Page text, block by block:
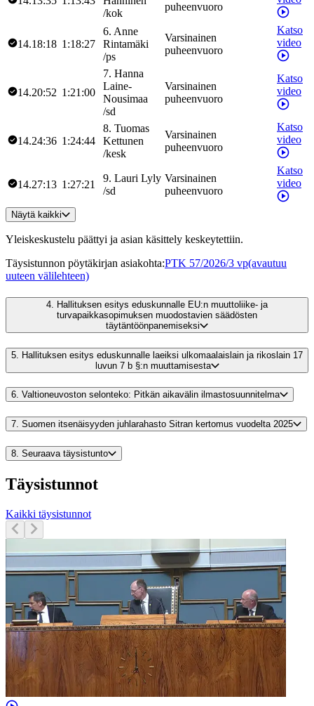
/kok
puheenvuoro
14.18:18 1:18:27
6. Anne
Rintamäki
/ps
Varsinainen
puheenvuoro
Katso
video
14.20:52 1:21:00
7. Hanna
Laine-
Nousimaa
/sd
Varsinainen
puheenvuoro
Katso
video
14.24:36 1:24:44
8. Tuomas
Kettunen
/kesk
Varsinainen
puheenvuoro
Katso
video
14.27:13 1:27:21
9. Lauri Lyly
/sd
Varsinainen
puheenvuoro
Katso
video
Näytä kaikki
Yleiskeskustelu päättyi ja asian käsittely keskeytettiin.
Täysistunnon pöytäkirjan asiakohta:PTK 57/2026/3 vp(avautuu
uuteen välilehteen)
4. Hallituksen esitys eduskunnalle EU:n muuttoliike- ja
turvapaikkasopimuksen muodostavien säädösten
täytäntöönpanemiseksi
5.
Hallituksen esitys eduskunnalle laeiksi ulkomaalaislain ja rikoslain 17
luvun 7 b §:n muuttamisesta
6. Valtioneuvoston selonteko: Pitkän aikavälin ilmastosuunnitelma
7. Suomen itsenäisyyden juhlarahasto Sitran kertomus vuodelta 2025
8. Seuraava täysistunto
Täysistunnot
Kaikki täysistunnot